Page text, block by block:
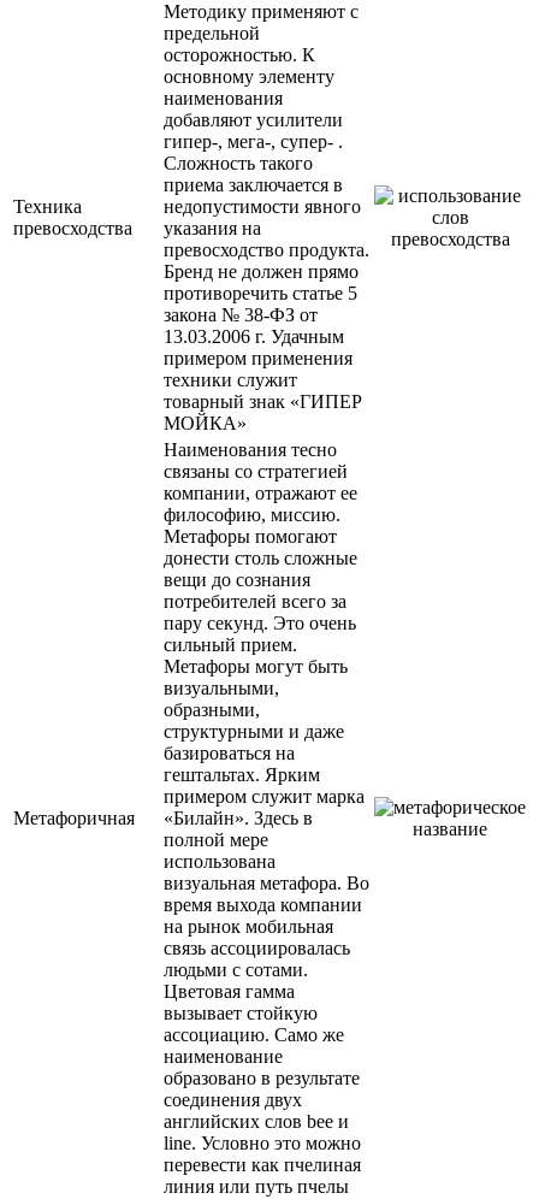
Техника
превосходства
Методику применяют с
предельной
осторожностью. К
основному элементу
наименования
добавляют усилители
гипер-, мега-, супер- .
Сложность такого
приема заключается в
недопустимости явного
указания на
превосходство продукта.
Бренд не должен прямо
противоречить статье 5
закона № 38-ФЗ от
13.03.2006 г. Удачным
примером применения
техники служит
товарный знак «ГИПЕР
МОЙКА»
Метафоричная
Наименования тесно
связаны со стратегией
компании, отражают ее
философию, миссию.
Метафоры помогают
донести столь сложные
вещи до сознания
потребителей всего за
пару секунд. Это очень
сильный прием.
Метафоры могут быть
визуальными,
образными,
структурными и даже
базироваться на
гештальтах. Ярким
примером служит марка
«Билайн». Здесь в
полной мере
использована
визуальная метафора. Во
время выхода компании
на рынок мобильная
связь ассоциировалась
людьми с сотами.
Цветовая гамма
вызывает стойкую
ассоциацию. Само же
наименование
образовано в результате
соединения двух
английских слов bee и
line. Условно это можно
перевести как пчелиная
линия или путь пчелы